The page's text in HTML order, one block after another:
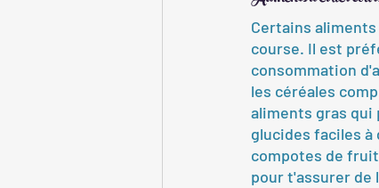
Certains
course. Il est
consommation
les céréales
aliments gras
glucides faciles à
compotes de
pour t'assurer